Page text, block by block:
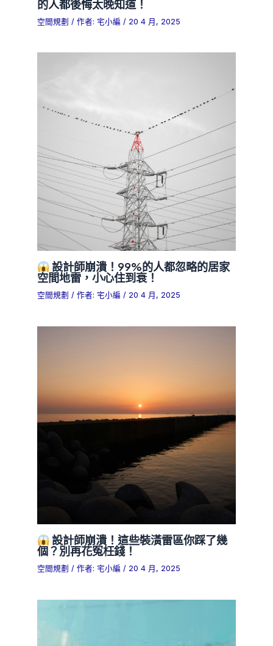
的人都後悔太晚知道！
空間規劃 / 作者: 宅小編/ 20 4 月, 2025
設計師崩潰！99%的人都忽略的居家
空間地雷，小心住到衰！
空間規劃 / 作者: 宅小編/ 20 4 月, 2025
設計師崩潰！這些裝潢雷區你踩了幾
個？別再花冤枉錢！
空間規劃 / 作者: 宅小編/ 20 4 月, 2025